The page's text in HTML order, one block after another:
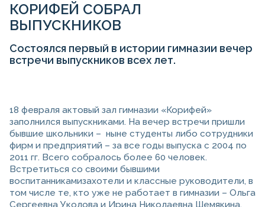
КОРИФЕЙ СОБРАЛ
ВЫПУСКНИКОВ
Состоялся первый в истории гимназии вечер
встречи выпускников всех лет.
18 февраля актовый зал гимназии «Корифей»
заполнился выпускниками. На вечер встречи пришли
бывшие школьники – ныне студенты либо сотрудники
фирм и предприятий – за все годы выпуска с 2004 по
2011 гг. Всего собралось более 60 человек.
Встретиться со своими бывшими
воспитанникамизахотели и классные руководители, в
том числе те, кто уже не работает в гимназии – Ольга
Сергеевна Уколова и Ирина Николаевна Шемякина.